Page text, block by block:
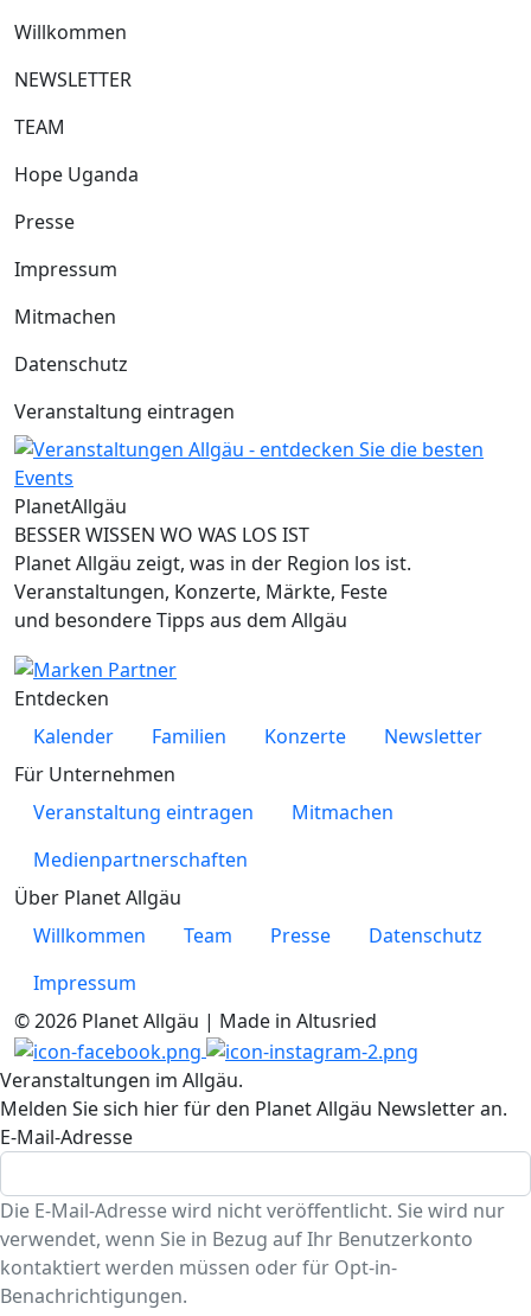
Willkommen
NEWSLETTER
TEAM
Hope Uganda
Presse
Impressum
Mitmachen
Datenschutz
Veranstaltung eintragen
PlanetAllgäu
BESSER WISSEN WO WAS LOS IST
Planet Allgäu zeigt, was in der Region los ist.
Veranstaltungen, Konzerte, Märkte, Feste
und besondere Tipps aus dem Allgäu
Entdecken
Kalender
Familien Konzerte
Newsletter
Für Unternehmen
Veranstaltung eintragen
Mitmachen
Medienpartnerschaften
Über Planet Allgäu
Willkommen
Team Presse
Datenschutz
Impressum
© 2026 Planet Allgäu | Made in Altusried
Veranstaltungen im Allgäu.
Melden Sie sich hier für den Planet Allgäu Newsletter an.
E-Mail-Adresse
Die E-Mail-Adresse wird nicht veröffentlicht. Sie wird nur
verwendet, wenn Sie in Bezug auf Ihr Benutzerkonto
kontaktiert werden müssen oder für Opt-in-
Benachrichtigungen.